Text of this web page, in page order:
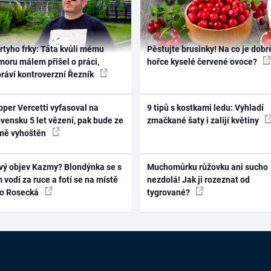
frky: Táta kvůli mému
málem přišel o práci,
kontroverzní Řezník
Vercetti vyfasoval na
5 let vězení, pak bude ze
vyhoštěn
objev Kazmy? Blondýnka se s
vodí za ruce a fotí se na místě
Rosecká
Pěstujte brusinky! Na co je
hořce kyselé červené ovoce?
9 tipů s kostkami ledu: Vyhladí
zmačkané šaty i zalijí květiny
Muchomůrku růžovku ani sucho
nezdolá! Jak ji rozeznat od
tygrované?